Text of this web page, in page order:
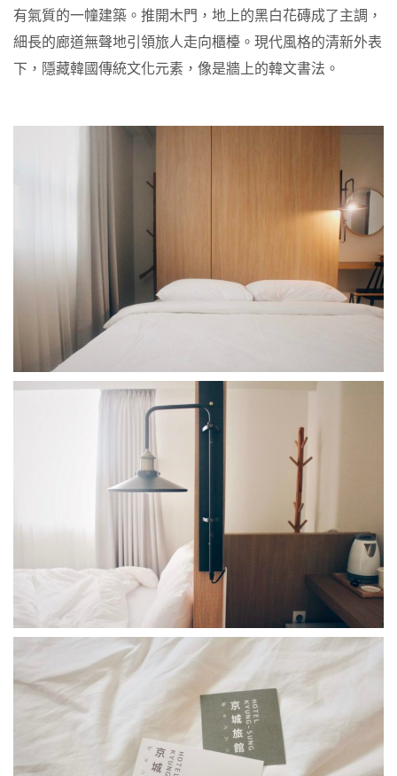
有氣質的一幢建築。推開木門，地上的黑白花磚成了主調，
細長的廊道無聲地引領旅人走向櫃檯。現代風格的清新外表
下，隱藏韓國傳統文化元素，像是牆上的韓文書法。